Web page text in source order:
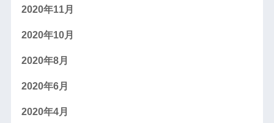
2020年11月
2020年10月
2020年8月
2020年6月
2020年4月